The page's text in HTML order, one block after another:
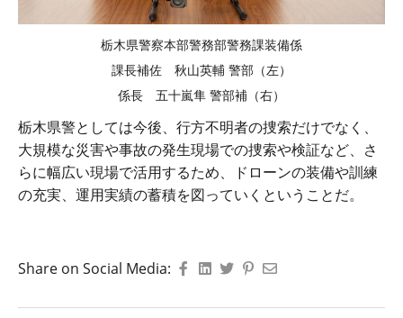
栃木県警察本部警務部警務課装備係
課長補佐 秋山英輔 警部（左）
係長 五十嵐隼 警部補（右）
栃木県警としては今後、行方不明者の捜索だけでなく、
大規模な災害や事故の発生現場での捜索や検証など、さ
らに幅広い現場で活用するため、ドローンの装備や訓練
の充実、運用実績の蓄積を図っていくということだ。
Share on Social Media: